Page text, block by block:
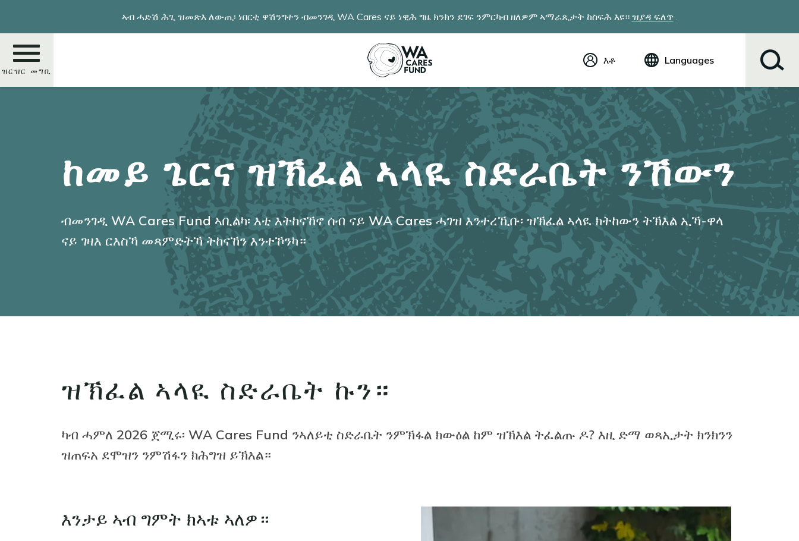
main
content
ኣብ ሓድሽ ሕጊ ዝመጽእ ለውጢ፡ ነበርቲ ዋሽንግተን ብመንገዲ WA Cares ናይ ነዊሕ ግዜ ክንክን ደገፍ ንምርካብ ዘለዎም ኣማራጺታት ከስፍሕ እዩ። ዝያዳ ፍለጥ.
ዝርዝር መግቢ
እቶ Languages
ኢንግሊሽ (English)
Español
Tiếng Việt
Русский
简体中文
繁体中文
한국어
عربي
українська
Soomaali
ਪੰਜਾਬੀ
አማርኛ
فارسی، فارسی
ትግሪኛ
ታጋሎግ
ምድላይ
ከመይ ጌርና ዝኽፈል ኣላዪ ስድራቤት ንኸውን
ብመንገዲ WA Cares Fund ኣቢልካ፡ እቲ እትከናኸኖ ሰብ ናይ WA Cares ሓገዝ እንተረኺቡ፡ ዝኽፈል ኣላዪ ክትከውን ትኽእል ኢኻ-ዋላ
ናይ ገዛእ ርእስኻ መጻምድትኻ ትከናኸን እንተኾንካ።
ዝኽፈል ኣላዪ ስድራቤት ኩን።
ካብ ሓምለ 2026 ጀሚሩ፡ WA Cares Fund ንኣለይቲ ስድራቤት ንምኽፋል ክውዕል ከም ዝኽእል ትፈልጡ ዶ? እዚ ድማ ወጻኢታት ክንክንን
ዝጠፍአ ደሞዝን ንምሽፋን ክሕግዝ ይኽእል።
እንታይ ኣብ ግምት ክኣቱ ኣለዎ።